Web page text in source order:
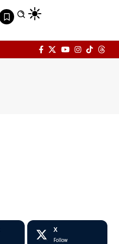
X
Follow